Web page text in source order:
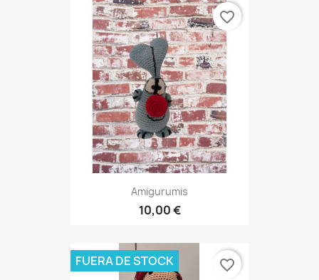
Amigurumis
10,00 €
favorite_border
FUERA DE STOCK favorite_border